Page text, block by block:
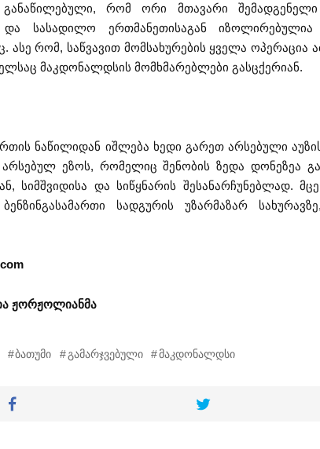
რომ ორი მთავარი
და სასადილო ერთმანეთისაგან
ასე რომ, საწვავით მომსახურების ყველა
მაკდონალდსის მომხმარებლები გასცქერიან.
ნაწილიდან იშლება ხედი გარეთ არსებული
არსებულ ეზოს, რომელიც შენობის ზედა დონეზეა
სიმშვიდისა და სიწყნარის შესანარჩუნებლად.
სადგურის უზარმაზარ
ჟორჟოლიანმა
ბათუმი გამარჯვებული მაკდონალდსი